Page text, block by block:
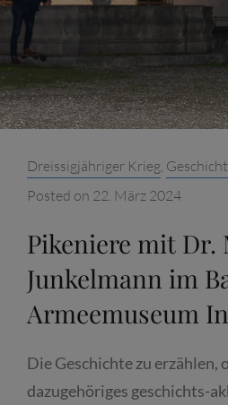
Categories:
Dreissigjähriger Krieg
Posted on 22. März 2024
Pikeniere mit Dr.
Junkelmann im
Armeemuseum
Die Geschichte zu erzählen,
dazugehöriges geschichts-